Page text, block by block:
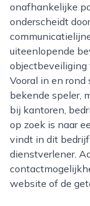
onafhankelijke
onderscheidt
uiteenlopende
objectbeveiliging
Vooral in en
bekende speler,
bij kantoren,
op zoek is naar
vindt in dit
dienstverlener.
website of de